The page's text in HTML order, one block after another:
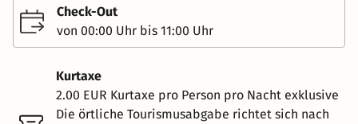
Check-Out
von 00:00 Uhr bis 11:00 Uhr
Kurtaxe
2.00 EUR Kurtaxe pro Person pro Nacht exklusive
Die örtliche Tourismusabgabe richtet sich nach